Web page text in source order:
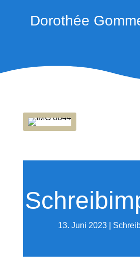
Dorothée
13. Juni 2023